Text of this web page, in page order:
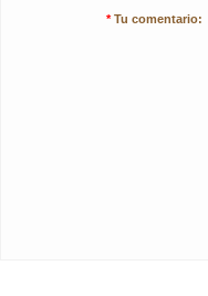
* Tu comentario: